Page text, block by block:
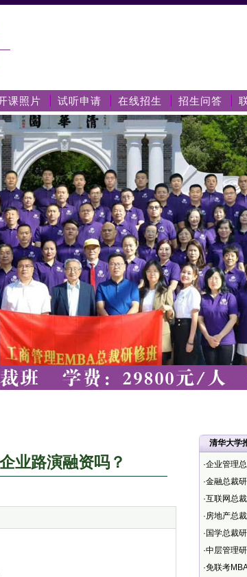
课照片 试听申请 在线招生 招生问答
业路演融资吗？
清华大学
·企业管理
·金融总裁
·互联网总
·房地产总
·国学总裁
·中层管理
·免联考